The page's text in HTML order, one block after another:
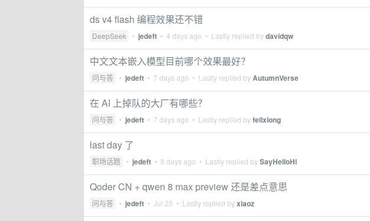
ds v4 flash 编程效果还不错
DeepSeek • jedeft • 4 days ago • Lastly replied bydavidqw
中文文本嵌入模型目前哪个效果最好？
问与答 • jedeft • 7 days ago • Lastly replied byAutumnVerse
在 AI 上掉队的大厂有哪些？
问与答 • jedeft • 7 days ago • Lastly replied byfelixlong
last day 了
职场话题 • jedeft • 8 days ago • Lastly replied bySayHelloHi
Qoder CN + qwen 8 max preview 还是差点意思
问与答 • jedeft • Jul 25 • Lastly replied byxiaoz